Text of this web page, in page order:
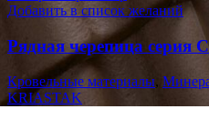
Добавить в список желаний
Рядная черепица серия
Кровельные материалы,
KRIASTAK